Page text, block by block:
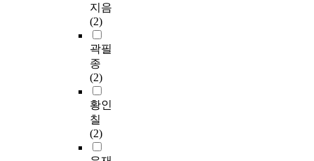
지음
(2)
곽필
종
(2)
황인
칠
(2)